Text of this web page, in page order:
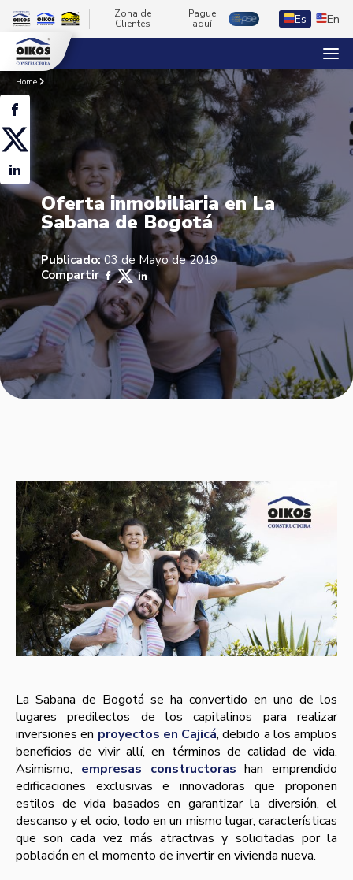
Zona de
Clientes
Pague
aquí
Es En
Home
Oferta inmobiliaria en La
Sabana de Bogotá
Publicado:03 de Mayo de 2019
Compartir
La Sabana de Bogotá se ha convertido en uno de los
lugares predilectos de los capitalinos para realizar
inversiones en proyectos en Cajicá, debido a los amplios
beneficios de vivir allí, en términos de calidad de vida.
Asimismo, empresas constructoras han emprendido
edificaciones exclusivas e innovadoras que proponen
estilos de vida basados en garantizar la diversión, el
descanso y el ocio, todo en un mismo lugar, características
que son cada vez más atractivas y solicitadas por la
población en el momento de invertir en vivienda nueva.